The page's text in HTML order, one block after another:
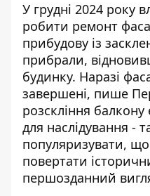
У грудні 2024 року
робити ремонт
прибудову із
прибрали,
будинку. Наразі
завершені, пише
розскління
для наслідування -
популяризувати,
повертати
першозданний